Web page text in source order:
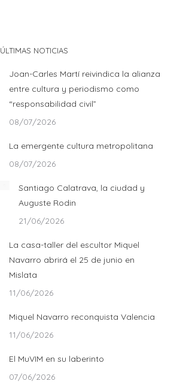
ÚLTIMAS NOTICIAS
Joan-Carles Martí reivindica la alianza
entre cultura y periodismo como
“responsabilidad civil”
08/07/2026
La emergente cultura metropolitana
08/07/2026
Santiago Calatrava, la ciudad y
Auguste Rodin
21/06/2026
La casa-taller del escultor Miquel
Navarro abrirá el 25 de junio en
Mislata
11/06/2026
Miquel Navarro reconquista Valencia
11/06/2026
El MuVIM en su laberinto
07/06/2026